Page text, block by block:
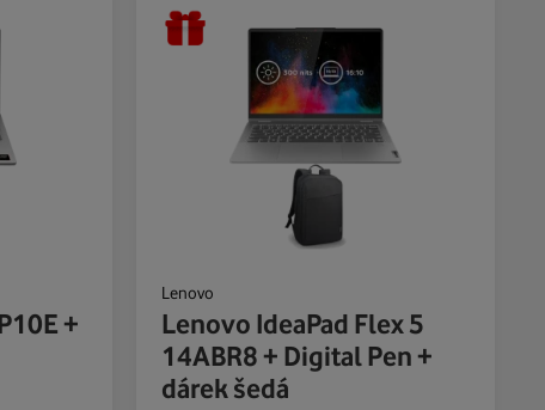
+
Lenovo
Lenovo IdeaPad Flex 5
14ABR8 + Digital Pen +
dárek šedá